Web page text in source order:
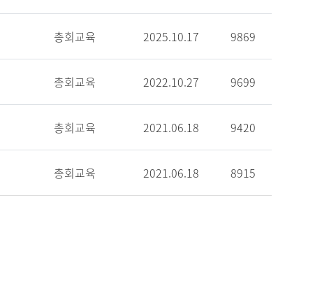
총회교육 2025.10.17 9869
총회교육 2022.10.27 9699
총회교육 2021.06.18 9420
총회교육 2021.06.18 8915